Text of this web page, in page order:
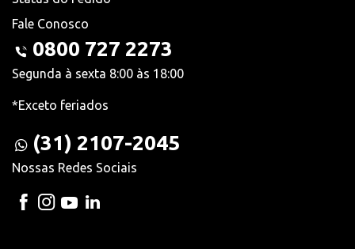
Fale Conosco
0800 727 2273
Segunda à sexta 8:00 às 18:00
*Exceto feriados
(31) 2107-2045
Nossas Redes Sociais